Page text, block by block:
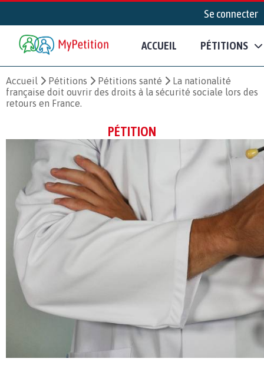
Se connecter
ACCUEIL PÉTITIONS
Accueil Pétitions Pétitions santé
La nationalité
française doit ouvrir des droits à la sécurité sociale lors des
retours en France.
PÉTITION